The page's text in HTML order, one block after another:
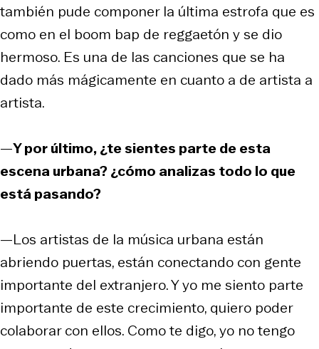
también pude componer la última estrofa que es
como en el boom bap de reggaetón y se dio
hermoso. Es una de las canciones que se ha
dado más mágicamente en cuanto a de artista a
artista.
—Y por último, ¿te sientes parte de esta
escena urbana? ¿cómo analizas todo lo que
está pasando?
—Los artistas de la música urbana están
abriendo puertas, están conectando con gente
importante del extranjero. Y yo me siento parte
importante de este crecimiento, quiero poder
colaborar con ellos. Como te digo, yo no tengo